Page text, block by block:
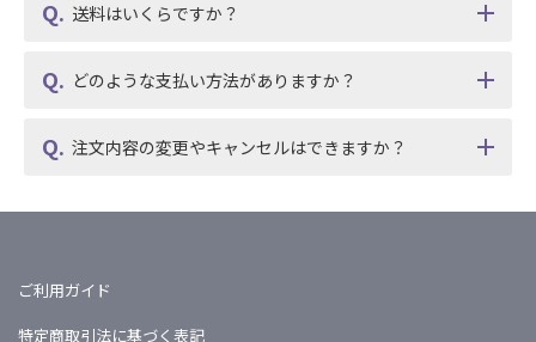
送料はいくらですか？
どのような支払い方法がありますか？
注文内容の変更やキャンセルはできますか？
ご利用ガイド
特定商取引法に基づく表記